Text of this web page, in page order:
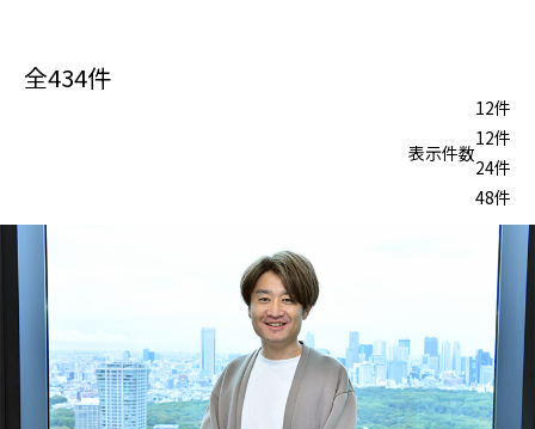
全434件
表示件数
12件
12件
24件
48件